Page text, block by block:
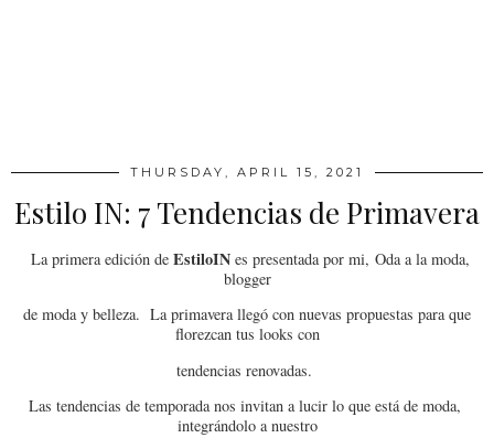
THURSDAY, APRIL 15, 2021
Estilo IN: 7 Tendencias de Primavera
La primera edición de EstiloINes presentada por mi, Oda a la moda,
blogger
de moda y belleza. La primavera llegó con nuevas propuestas para que
florezcan tus looks con
tendencias renovadas.
Las tendencias de temporada nos invitan a lucir lo que está de moda,
integrándolo a nuestro